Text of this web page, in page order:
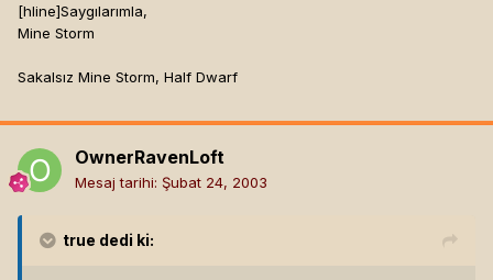
[hline]Saygılarımla,
Mine Storm
Sakalsız Mine Storm, Half Dwarf
OwnerRavenLoft
Mesaj tarihi: Şubat 24, 2003
true dedi ki: